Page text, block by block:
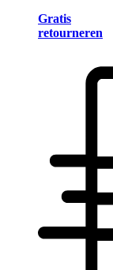
Gratis
retourneren